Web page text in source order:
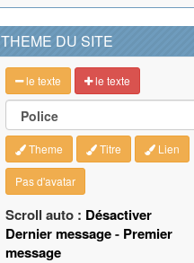
THEME DU SITE
le texte le texte
Theme Titre Lien
Pas d'avatar
Scroll auto : Désactiver
Dernier message- Premier
message